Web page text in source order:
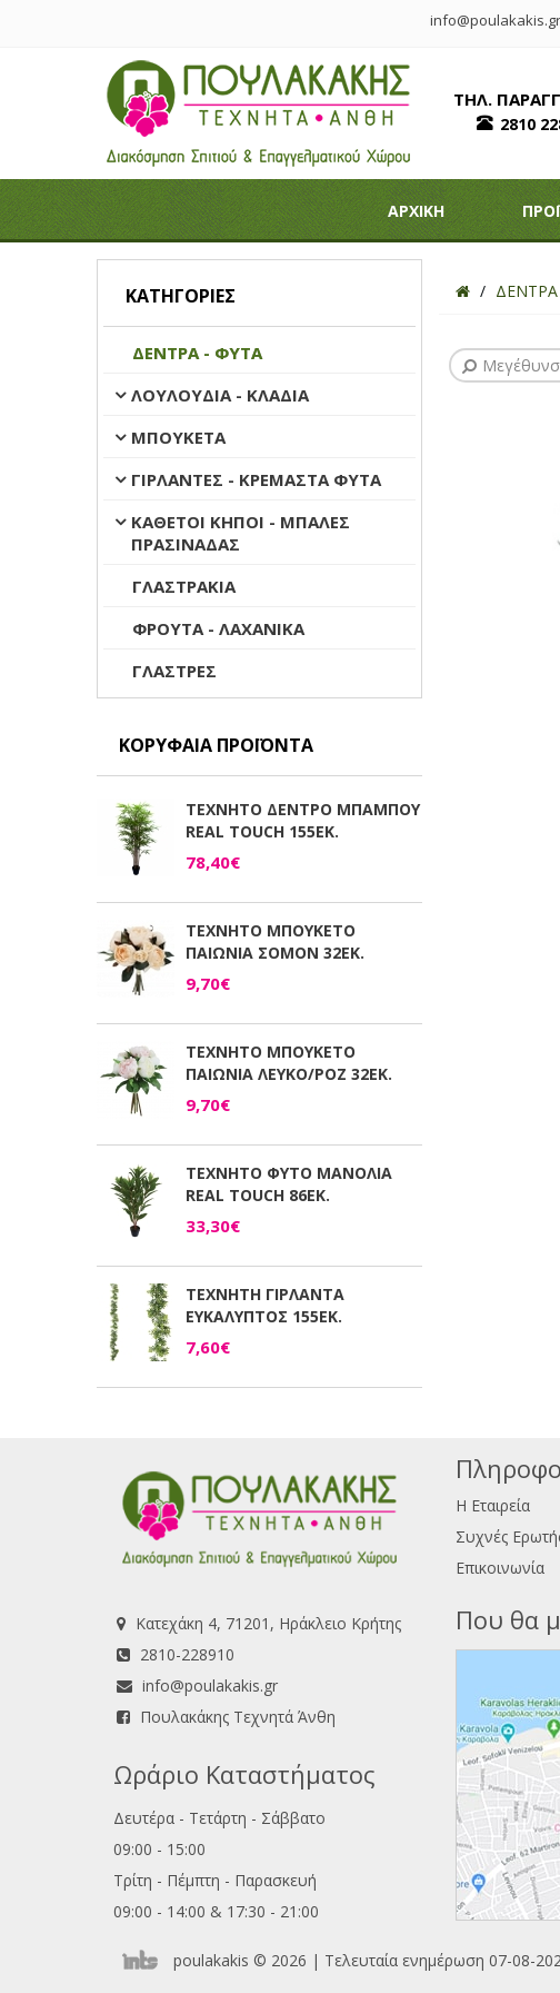
info@poulakakis.gr
ΤΗΛ.
2810
ΑΡΧΙΚΗ
ΚΑΤΗΓΟΡΊΕΣ
ΔΕΝΤΡΑ - ΦΥΤΑ
ΛΟΥΛΟΥΔΙΑ - ΚΛΑΔΙΑ
ΜΠΟΥΚΕΤΑ
ΓΙΡΛΑΝΤΕΣ - ΚΡΕΜΑΣΤΑ ΦΥΤΑ
ΚΑΘΕΤΟΙ ΚΗΠΟΙ - ΜΠΑΛΕΣ
ΠΡΑΣΙΝΑΔΑΣ
ΓΛΑΣΤΡΑΚΙΑ
ΦΡΟΥΤΑ - ΛΑΧΑΝΙΚΑ
ΓΛΑΣΤΡΕΣ
ΚΟΡΥΦΑΊΑ ΠΡΟΪΌΝΤΑ
ΤΕΧΝΗΤΟ ΔΕΝΤΡΟ ΜΠΑΜΠΟΥ
REAL TOUCH 155ΕΚ.
78,40€
ΤΕΧΝΗΤΟ ΜΠΟΥΚΕΤΟ
ΠΑΙΩΝΙΑ ΣΟΜΟΝ 32ΕΚ.
9,70€
ΤΕΧΝΗΤΟ ΜΠΟΥΚΕΤΟ
ΠΑΙΩΝΙΑ ΛΕΥΚΟ/ΡΟΖ 32ΕΚ.
9,70€
ΤΕΧΝΗΤΟ ΦΥΤΟ ΜΑΝΟΛΙΑ
REAL TOUCH 86ΕΚ.
33,30€
ΤΕΧΝΗΤΗ ΓΙΡΛΑΝΤΑ
ΕΥΚΑΛΥΠΤΟΣ 155ΕΚ.
7,60€
Η Εταιρεία
Συχνές
Επικοινωνία
Κατεχάκη 4, 71201, Ηράκλειο Κρήτης
2810-228910
info@poulakakis.gr
Πουλακάκης Τεχνητά Άνθη
Ωράριο Καταστήματος
Δευτέρα - Τετάρτη - Σάββατο
09:00 - 15:00
Τρίτη - Πέμπτη - Παρασκευή
09:00 - 14:00 & 17:30 - 21:00
Που θα
poulakakis © 2026 | Τελευταία ενημέρωση 07-08-